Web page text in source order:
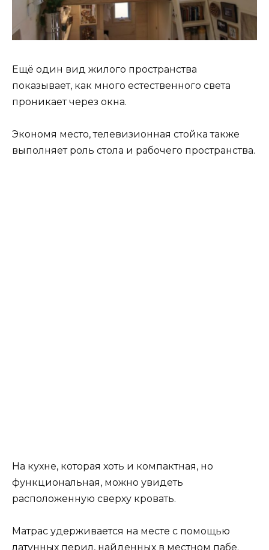
Ещё один вид жилого пространства
показывает, как много естественного света
проникает через окна.
Экономя место, телевизионная стойка также
выполняет роль стола и рабочего пространства.
На кухне, которая хоть и компактная, но
функциональная, можно увидеть
расположенную сверху кровать.
Матрас удерживается на месте с помощью
латунных перил, найденных в местном пабе.